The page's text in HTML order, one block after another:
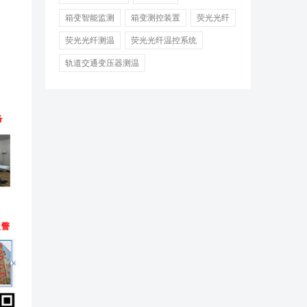
箱变智能监测 箱变测控装置 荧光光纤
荧光光纤测温 荧光光纤温控系统
轨道交通变压器测温